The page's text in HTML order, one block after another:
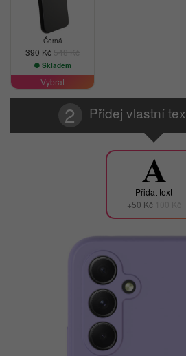
Černá
390 Kč
Skladem
Vybrat
Přidej vlastní
Přidat text
+50 Kč